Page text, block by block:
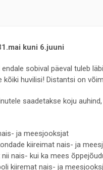
kuni 6.juuni
sobival päeval tuleb
kõiki huvilisi! Distantsi on
saadetakse koju
ja meesjooksjat
kiireimat nais- ja
nii nais- kui ka mees
kiiremat nais- ja